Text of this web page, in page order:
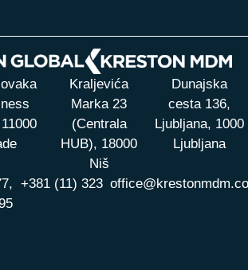
Kraljevića
Marka 23
(Centrala
HUB), 18000
Niš
Dunajska
cesta 136,
Ljubljana, 1000
Ljubljana
+381 (11) 323